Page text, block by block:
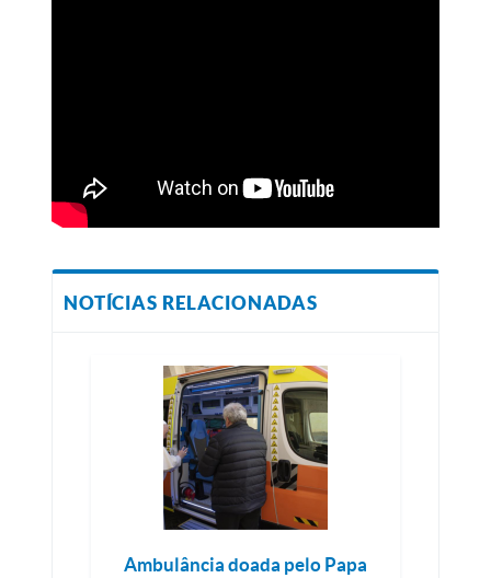
NOTÍCIAS RELACIONADAS
Ambulância doada pelo Papa